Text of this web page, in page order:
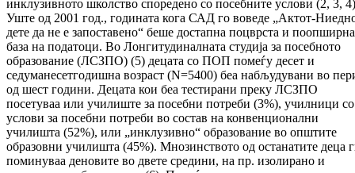
инклузивното школство споредено со посебните услови (2, 3,
Уште од 2001 год., годината кога САД го воведе „Актот-
дете да не е запоставено“ беше достапна поцврста и поопширна
база на податоци. Во Лонгитудиналната студија за посебното
образование (ЛСЗПО) (5) децата со ПОП помеѓу десет и
седуманесетгодишна возраст (N=5400) беа набљудувани во
од шест години. Децата кои беа тестирани преку ЛСЗПО
посетуваа или училиште за посебни потреби (3%), училници со
услови за посебни потреби во состав на конвенционални
училишта (52%), или „инклузивно“ образование во општите
образовни училишта (45%). Мнозинството од останатите деца
поминуваа деновите во двете средини, на пр. изолирано и